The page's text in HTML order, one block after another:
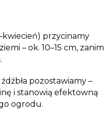
przycinamy
– ok. 10–15 cm, zanim
pozostawiamy –
i stanowią efektowną
ogrodu.